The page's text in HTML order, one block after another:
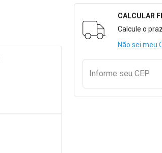
Formulário
CALCULAR
Calcule o
Não sei meu
Informe seu CEP